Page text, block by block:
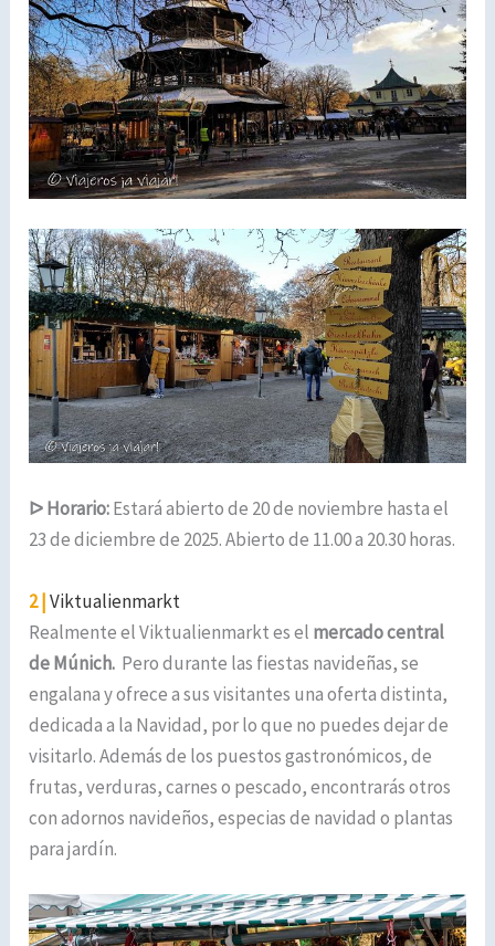
ᐅHorario:Estará abierto de 20 de noviembre hasta el
23 de diciembre de 2025. Abierto de 11.00 a 20.30 horas.
2 |Viktualienmarkt
Realmente el Viktualienmarkt es el mercado central
de Múnich. Pero durante las fiestas navideñas, se
engalana y ofrece a sus visitantes una oferta distinta,
dedicada a la Navidad, por lo que no puedes dejar de
visitarlo. Además de los puestos gastronómicos, de
frutas, verduras, carnes o pescado, encontrarás otros
con adornos navideños, especias de navidad o plantas
para jardín.